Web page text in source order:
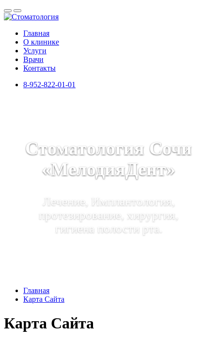
Главная
О клинике
Услуги
Врачи
Контакты
8-952-822-01-01
Стоматология Сочи
«МелодияДент»
Лечение, Имплантология,
протезирование, хирургия,
гигиена полости рта.
Главная
Карта Сайта
Карта Сайта